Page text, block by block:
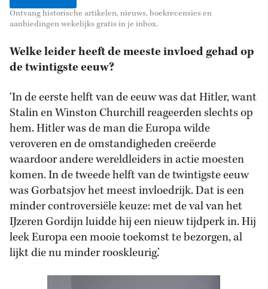
Ontvang historische artikelen, nieuws, boekrecensies en
aanbiedingen wekelijks gratis in je inbox.
Welke leider heeft de meeste invloed gehad op
de twintigste eeuw?
‘In de eerste helft van de eeuw was dat Hitler, want
Stalin en Winston Churchill reageerden slechts op
hem. Hitler was de man die Europa wilde
veroveren en de omstandigheden creëerde
waardoor andere wereldleiders in actie moesten
komen. In de tweede helft van de twintigste eeuw
was Gorbatsjov het meest invloedrijk. Dat is een
minder controversiële keuze: met de val van het
IJzeren Gordijn luidde hij een nieuw tijdperk in. Hij
leek Europa een mooie toekomst te bezorgen, al
lijkt die nu minder rooskleurig.’